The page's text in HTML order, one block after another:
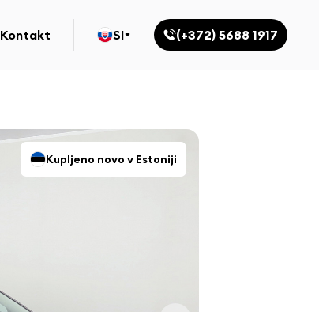
Kontakt SI (+372) 5688 1917
Kupljeno novo v Estoniji